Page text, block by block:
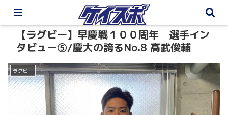
【ラグビー】早慶戦１００周年 選手イン
タビュー⑤/慶大の誇るNo.8 髙武俊輔
ラグビー